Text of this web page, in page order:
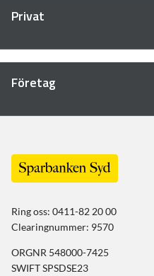
Privat
Företag
Ring oss: 0411-82 20 00
Clearingnummer: 9570
ORGNR 548000-7425
SWIFT SPSDSE23